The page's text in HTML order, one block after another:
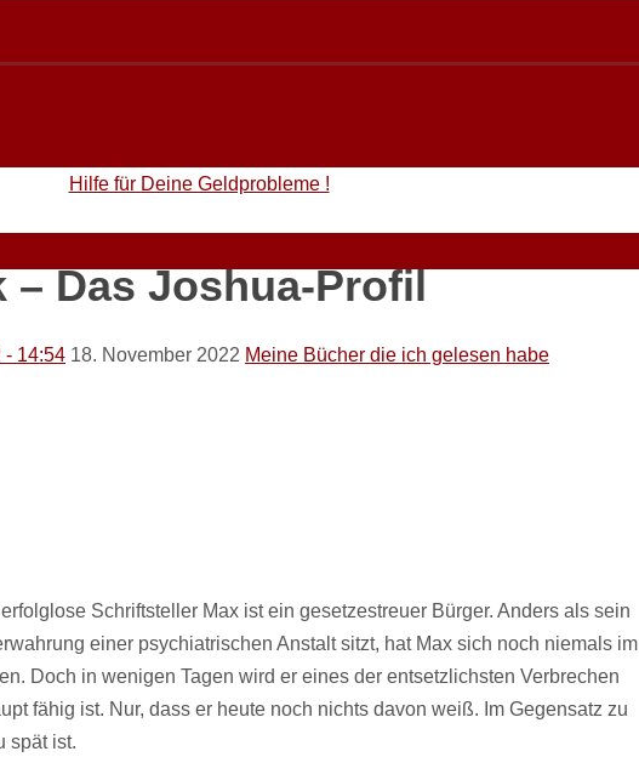
Hilfe für Deine Geldprobleme !
– Das Joshua-Profil
- 14:54 18. November 2022 Meine Bücher die ich gelesen habe
Schriftsteller Max ist ein gesetzestreuer Bürger. Anders als sein
einer psychiatrischen Anstalt sitzt, hat Max sich noch niemals im
Doch in wenigen Tagen wird er eines der entsetzlichsten Verbrechen
fähig ist. Nur, dass er heute noch nichts davon weiß. Im Gegensatz zu
spät ist.